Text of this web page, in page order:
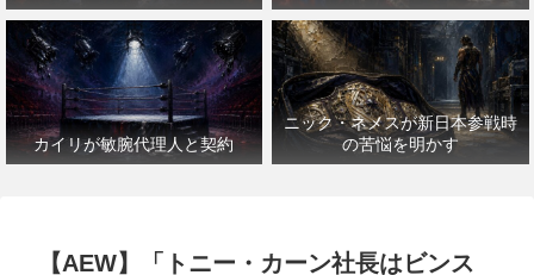
カイリが敏腕代理人と契約
ニック・ネメスが新日本参戦時
の苦悩を明かす
【AEW】「トニー・カーン社長はビンス